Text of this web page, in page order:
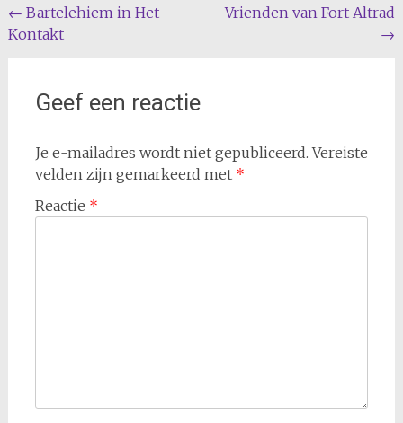
Bericht
navigatie
← Bartelehiem in Het
Kontakt
Vrienden van Fort Altrad
→
Geef een reactie
Je e-mailadres wordt niet gepubliceerd. Vereiste
velden zijn gemarkeerd met *
Reactie *